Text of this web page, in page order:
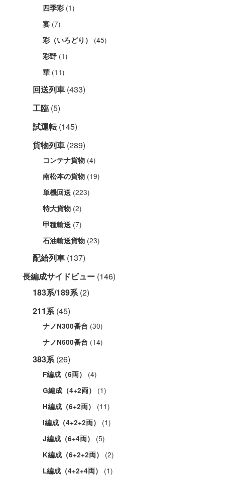
四季彩 (1)
宴 (7)
彩（いろどり） (45)
彩野 (1)
華 (11)
回送列車 (433)
工臨 (5)
試運転(145)
貨物列車 (289)
コンテナ貨物 (4)
南松本の貨物 (19)
単機回送 (223)
特大貨物 (2)
甲種輸送 (7)
石油輸送貨物 (23)
配給列車 (137)
長編成サイドビュー (146)
183系/189系(2)
211系(45)
ナノN300番台 (30)
ナノN600番台 (14)
383系(26)
F編成（6両） (4)
G編成（4+2両） (1)
H編成（6+2両） (11)
I編成（4+2+2両） (1)
J編成（6+4両） (5)
K編成（6+2+2両） (2)
L編成（4+2+4両） (1)